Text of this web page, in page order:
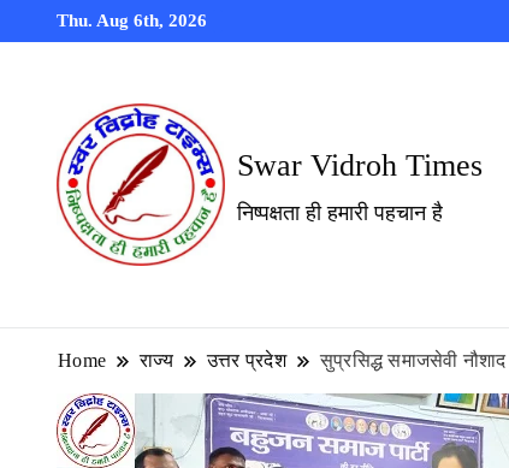
Thu. Aug 6th, 2026
Swar Vidroh Times
निष्पक्षता ही हमारी पहचान है
Home राज्य उत्तर प्रदेश सुप्रसिद्ध समाजसेवी